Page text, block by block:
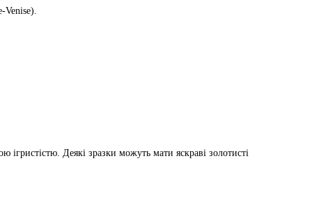
Деякі зразки можуть мати яскраві золотисті